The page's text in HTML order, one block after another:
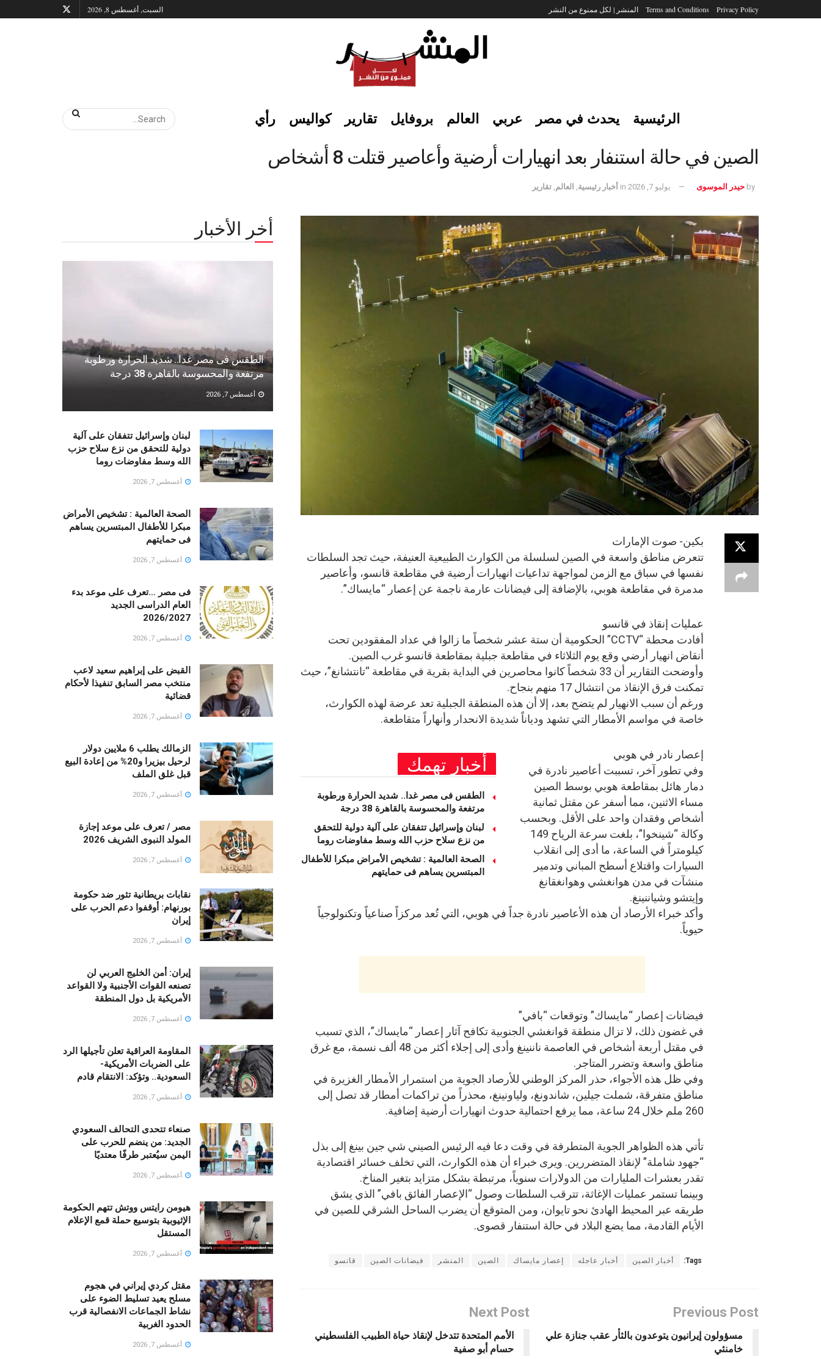
Privacy Policy
Terms and Conditions المنشر | لكل ممنوع من النشر السبت, أغسطس 8, 2026
الرئيسية يحدث في مصر عربي العالم بروفايل تقارير كواليس رأي
الصين في حالة استنفار بعد انهيارات أرضية وأعاصير قتلت 8 أشخاص
by حيدر الموسوى يوليو 7, 2026 in أخبار رئيسية العالم تقارير
بكين- صوت الإمارات
تتعرض مناطق واسعة في الصين لسلسلة من الكوارث الطبيعية العنيفة، حيث تجد السلطات
نفسها في سباق مع الزمن لمواجهة تداعيات انهيارات أرضية في مقاطعة قانسو، وأعاصير
مدمرة في مقاطعة هوبي، بالإضافة إلى فيضانات عارمة ناجمة عن إعصار “مايساك”.
عمليات إنقاذ في قانسو
أفادت محطة “CCTV” الحكومية أن ستة عشر شخصاً ما زالوا في عداد المفقودين تحت
أنقاض انهيار أرضي وقع يوم الثلاثاء في مقاطعة جبلية بمقاطعة قانسو غرب الصين.
وأوضحت التقارير أن 33 شخصاً كانوا محاصرين في البداية بقرية في مقاطعة “تانتشانغ”، حيث
تمكنت فرق الإنقاذ من انتشال 17 منهم بنجاح.
ورغم أن سبب الانهيار لم يتضح بعد، إلا أن هذه المنطقة الجبلية تعد عرضة لهذه الكوارث،
خاصة في مواسم الأمطار التي تشهد ودياناً شديدة الانحدار وأنهاراً متقاطعة.
أخبار تهمك
الطقس فى مصر غدا.. شديد الحرارة ورطوبة
مرتفعة والمحسوسة بالقاهرة 38 درجة
لبنان وإسرائيل تتفقان على آلية دولية للتحقق
من نزع سلاح حزب الله وسط مفاوضات روما
الصحة العالمية : تشخيص الأمراض مبكرا للأطفال
المبتسرين يساهم فى حمايتهم
إعصار نادر في هوبي
وفي تطور آخر، تسببت أعاصير نادرة في
دمار هائل بمقاطعة هوبي بوسط الصين
مساء الاثنين، مما أسفر عن مقتل ثمانية
أشخاص وفقدان واحد على الأقل. وبحسب
وكالة “شينخوا”، بلغت سرعة الرياح 149
كيلومتراً في الساعة، ما أدى إلى انقلاب
السيارات واقتلاع أسطح المباني وتدمير
منشآت في مدن هوانغشي وهوانغقانغ
وإيتشو وشياننينغ.
وأكد خبراء الأرصاد أن هذه الأعاصير نادرة جداً في هوبي، التي تُعد مركزاً صناعياً وتكنولوجياً
حيوياً.
فيضانات إعصار “مايساك” وتوقعات “بافي”
في غضون ذلك، لا تزال منطقة قوانغشي الجنوبية تكافح آثار إعصار “مايساك”، الذي تسبب
في مقتل أربعة أشخاص في العاصمة ناننينغ وأدى إلى إجلاء أكثر من 48 ألف نسمة، مع غرق
مناطق واسعة وتضرر المتاجر.
وفي ظل هذه الأجواء، حذر المركز الوطني للأرصاد الجوية من استمرار الأمطار الغزيرة في
مناطق متفرقة، شملت جيلين، شاندونغ، ولياونينغ، محذراً من تراكمات أمطار قد تصل إلى
260 ملم خلال 24 ساعة، مما يرفع احتمالية حدوث انهيارات أرضية إضافية.
تأتي هذه الظواهر الجوية المتطرفة في وقت دعا فيه الرئيس الصيني شي جين بينغ إلى بذل
“جهود شاملة” لإنقاذ المتضررين. ويرى خبراء أن هذه الكوارث، التي تخلف خسائر اقتصادية
تقدر بعشرات المليارات من الدولارات سنوياً، مرتبطة بشكل متزايد بتغير المناخ.
وبينما تستمر عمليات الإغاثة، تترقب السلطات وصول “الإعصار الفائق بافي” الذي يشق
طريقه عبر المحيط الهادئ نحو تايوان، ومن المتوقع أن يضرب الساحل الشرقي للصين في
الأيام القادمة، مما يضع البلاد في حالة استنفار قصوى.
Tags: أخبار الصين أخبار عاجله إعصار مايساك الصين المنشر فيضانات الصين قانسو
Previous Post
مسؤولون إيرانيون يتوعدون بالثأر عقب جنازة علي
خامنئي
Next Post
الأمم المتحدة تتدخل لإنقاذ حياة الطبيب الفلسطيني
حسام أبو صفية
أخر الأخبار
الطقس فى مصر غدا.. شديد الحرارة ورطوبة
مرتفعة والمحسوسة بالقاهرة 38 درجة
أغسطس 7, 2026
لبنان وإسرائيل تتفقان على آلية
دولية للتحقق من نزع سلاح حزب
الله وسط مفاوضات روما
أغسطس 7, 2026
الصحة العالمية : تشخيص الأمراض
مبكرا للأطفال المبتسرين يساهم
فى حمايتهم
أغسطس 7, 2026
فى مصر …تعرف على موعد بدء
العام الدراسى الجديد
2026/2027
أغسطس 7, 2026
القبض على إبراهيم سعيد لاعب
منتخب مصر السابق تنفيذا لأحكام
قضائية
أغسطس 7, 2026
الزمالك يطلب 6 ملايين دولار
لرحيل بيزيرا و20% من إعادة البيع
قبل غلق الملف
أغسطس 7, 2026
مصر / تعرف على موعد إجازة
المولد النبوى الشريف 2026
أغسطس 7, 2026
نقابات بريطانية تثور ضد حكومة
بورنهام: أوقفوا دعم الحرب على
إيران
أغسطس 7, 2026
إيران: أمن الخليج العربي لن
تصنعه القوات الأجنبية ولا القواعد
الأمريكية بل دول المنطقة
أغسطس 7, 2026
المقاومة العراقية تعلن تأجيلها الرد
على الضربات الأمريكية-
السعودية.. وتؤكد: الانتقام قادم
أغسطس 7, 2026
صنعاء تتحدى التحالف السعودي
الجديد: من ينضم للحرب على
اليمن سيُعتبر طرفًا معتديًا
أغسطس 7, 2026
هيومن رايتس ووتش تتهم الحكومة
الإثيوبية بتوسيع حملة قمع الإعلام
المستقل
أغسطس 7, 2026
مقتل كردي إيراني في هجوم
مسلح يعيد تسليط الضوء على
نشاط الجماعات الانفصالية قرب
الحدود الغربية
أغسطس 7, 2026